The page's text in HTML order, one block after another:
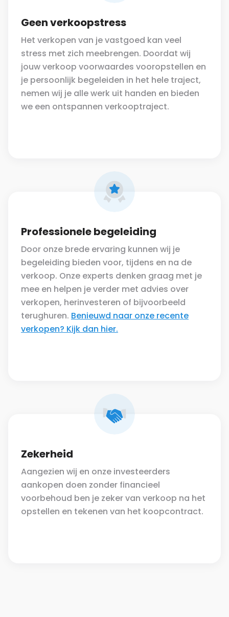
Geen verkoopstress
Het verkopen van je vastgoed kan veel
stress met zich meebrengen. Doordat wij
jouw verkoop voorwaardes vooropstellen en
je persoonlijk begeleiden in het hele traject,
nemen wij je alle werk uit handen en bieden
we een ontspannen verkooptraject.
Professionele begeleiding
Door onze brede ervaring kunnen wij je
begeleiding bieden voor, tijdens en na de
verkoop. Onze experts denken graag met je
mee en helpen je verder met advies over
verkopen, herinvesteren of bijvoorbeeld
terughuren. Benieuwd naar onze recente
verkopen? Kijk dan hier.
Zekerheid
Aangezien wij en onze investeerders
aankopen doen zonder financieel
voorbehoud ben je zeker van verkoop na het
opstellen en tekenen van het koopcontract.